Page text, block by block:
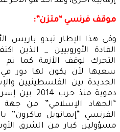
موقف فرنسي “متزن”:
وفي هذا الإطار تبدو باريس
القادة الأوروبيين _ الذين
التحرك لوقف الأزمة كما تم
سعيها لأن يكون لها دور
الجديدة بين الفلسطينيين
دموية منذ
“الجهاد الإسلامي” من
الفرنسي “إيمانويل ماكرون”
مسؤولين كبار من الشرق